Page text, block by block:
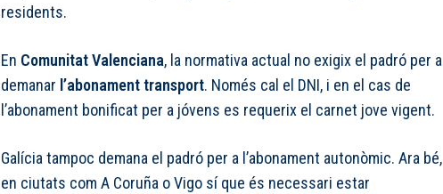
residents.
En Comunitat Valenciana, la normativa actual no exigix el padró per a
demanar l’abonament transport. Només cal el DNI, i en el cas de
l’abonament bonificat per a jóvens es requerix el carnet jove vigent.
Galícia tampoc demana el padró per a l’abonament autonòmic. Ara bé,
en ciutats com A Coruña o Vigo sí que és necessari estar